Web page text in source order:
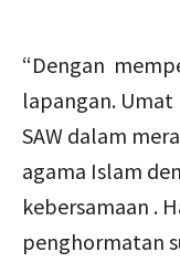
“Dengan
lapangan.
SAW dalam
agama Islam
kebersamaan .
penghormatan